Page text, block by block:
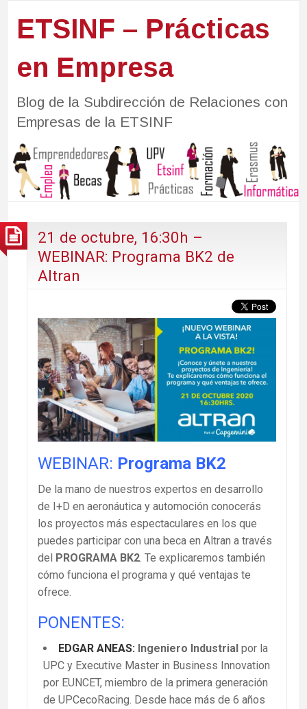
ETSINF – Prácticas
en Empresa
Blog de la Subdirección de Relaciones con
Empresas de la ETSINF
21 de octubre, 16:30h –
WEBINAR: Programa BK2 de
Altran
WEBINAR: Programa BK2
De la mano de nuestros expertos en desarrollo
de I+D en aeronáutica y automoción conocerás
los proyectos más espectaculares en los que
puedes participar con una beca en Altran a través
del PROGRAMA BK2 . Te explicaremos también
cómo funciona el programa y qué ventajas te
ofrece.
PONENTES:
EDGAR ANEAS: Ingeniero Industrial por la
UPC y Executive Master in Business Innovation
por EUNCET, miembro de la primera generación
de UPCecoRacing. Desde hace más de 6 años